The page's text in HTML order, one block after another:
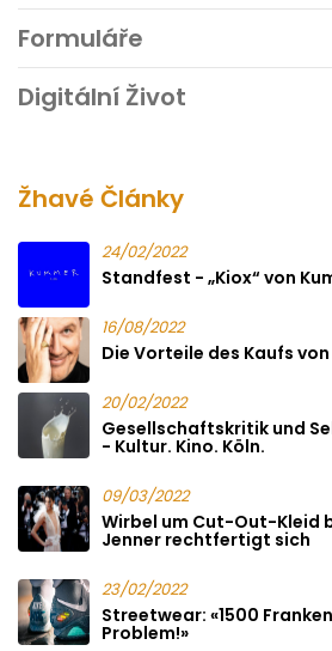
Formuláře
Digitální Život
Žhavé Články
24/02/2022
Standfest - „Kiox“ von
16/08/2022
Die Vorteile des Kaufs
20/02/2022
Gesellschaftskritik und
- Kultur. Kino. Köln.
09/03/2022
Wirbel um Cut-Out-Kleid
Jenner rechtfertigt sich
23/02/2022
Streetwear: «1500
Problem!»